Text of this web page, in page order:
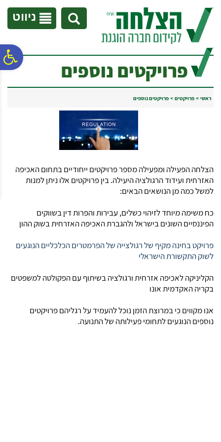
נגישות
אתר
המרכזי
ניווט
פרויקטים נוספים
ראשי > פרויקטים > פרויקטים נוספים
הצלחה הפעילה ומפעילה מספר פרויקטים ייחודיים בתחום האכיפה
האזרחית ועידוד הרגולציה היעילה. בין פרויקטים אלו ניתן למנות
למשל כמה מן הנושאים הבאים:
כח משימה מיוחד לזיהוי כשלים, עבירות והפרות דין בשווקים
הפיננסיים השונים בישראל ולהגברת האכיפה האזרחית בשוק ההון
פרויקט בחינה מקיף של רגולצייה של הפרמטרים הכלכליים הנוגעים
לשוק התקשורת הישראלי
הקליניקה לאכיפה אזרחית ורגולציה בשיתוף עם הפקולטה למשפטים
בקריה האקדמית אונו
אנו מקווים כי במרוצת הזמן נוכל להעמיד על רגליהם פרויקטים
נוספים הנוגעים לתחומי פעילותה של התנועה.